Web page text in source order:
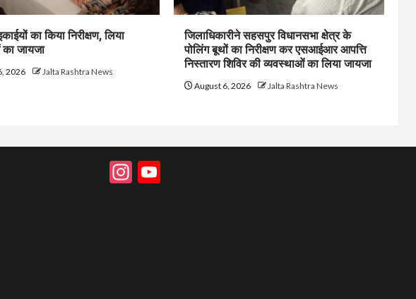
का किया निरीक्षण, लिया
जायजा
2026 Jalta Rashtra News
जिलाधिकारीने सहसपुर विधानसभा क्षेत्र के
पोलिंग बूथों का निरीक्षण कर एसआईआर आपत्ति
निस्तारण शिविर की व्यवस्थाओं का लिया जायजा
August 6, 2026 Jalta Rashtra News
Instagram